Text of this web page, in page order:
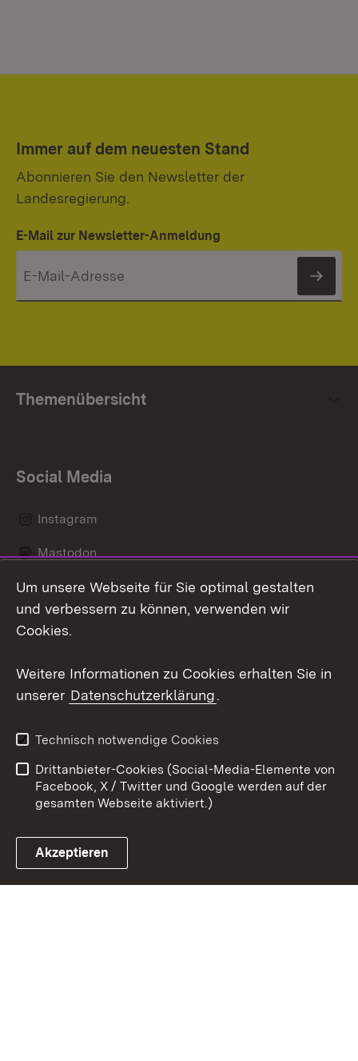
Immer auf dem neuesten Stand
Abonnieren Sie den Newsletter der
Landesregierung.
E-Mail zur Newsletter-Anmeldung
Themenübersicht
Social Media
Instagram
Mastodon
Messenger
Link zum Landesportal
Kontakt
Impressum
Cookies
Um unsere Webseite für Sie optimal gestalten
und verbessern zu können, verwenden wir
Cookies.
Weitere Informationen zu Cookies erhalten Sie in
unserer Datenschutzerklärung.
Technisch notwendige Cookies
Drittanbieter-Cookies (Social-Media-Elemente von
Facebook, X / Twitter und Google werden auf der
gesamten Webseite aktiviert.)
Akzeptieren